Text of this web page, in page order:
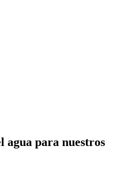
para nuestros